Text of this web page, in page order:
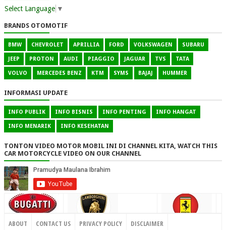
Select Language ▼
BRANDS OTOMOTIF
BMW CHEVROLET APRILLIA FORD VOLKSWAGEN SUBARU
JEEP PROTON AUDI PIAGGIO JAGUAR TVS TATA
VOLVO MERCEDES BENZ KTM SYMS BAJAJ HUMMER
INFORMASI UPDATE
INFO PUBLIK INFO BISNIS INFO PENTING INFO HANGAT
INFO MENARIK INFO KESEHATAN
TONTON VIDEO MOTOR MOBIL INI DI CHANNEL KITA, WATCH THIS
CAR MOTORCYCLE VIDEO ON OUR CHANNEL
CONTACT US
ABOUT CONTACT US PRIVACY POLICY DISCLAIMER